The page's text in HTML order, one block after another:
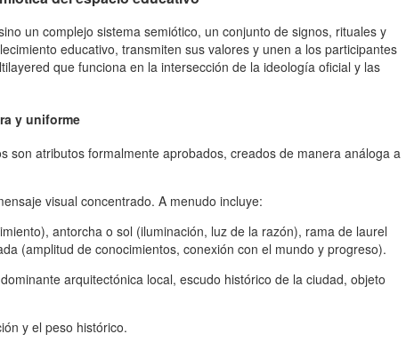
un complejo sistema semiótico, un conjunto de signos, rituales y
educativo, transmiten sus valores y unen a los participantes
que funciona en la intersección de la ideología oficial y las
y uniforme
son atributos formalmente aprobados, creados de manera análoga a
visual concentrado. A menudo incluye:
antorcha o sol (iluminación, luz de la razón), rama de laurel
(amplitud de conocimientos, conexión con el mundo y progreso).
arquitectónica local, escudo histórico de la ciudad, objeto
y el peso histórico.